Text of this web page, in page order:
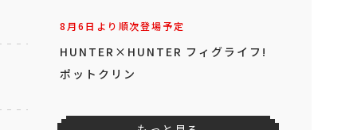
8月6日より順次登場予定
HUNTER×HUNTER フィグライフ!
ポットクリン